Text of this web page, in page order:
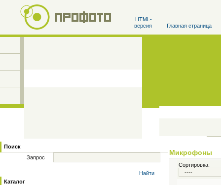
HTML-
версия
Главная страница
Поиск
Запрос
Найти
Каталог
Микрофоны
Сортировка: